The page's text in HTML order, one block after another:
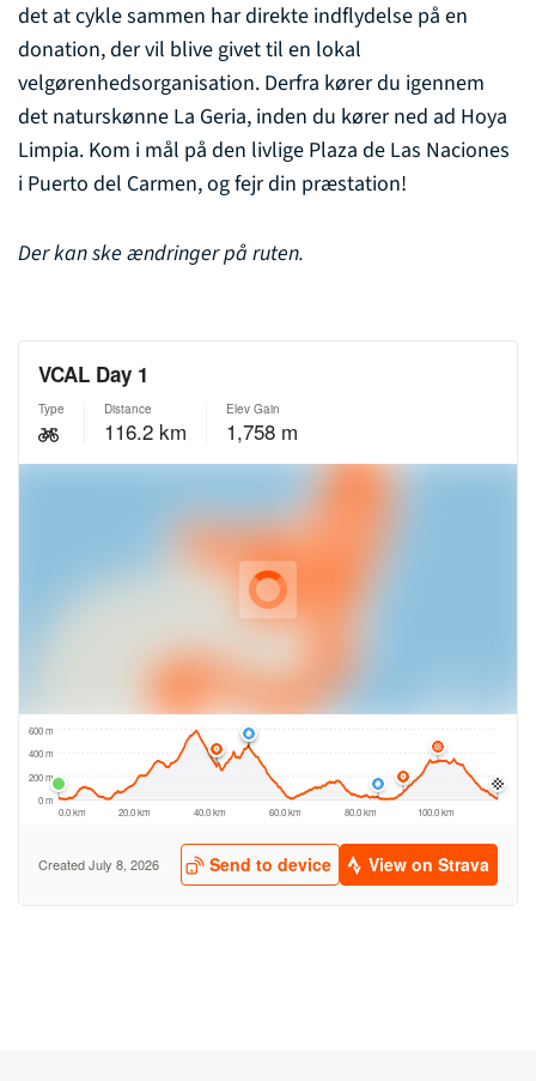
det at cykle sammen har direkte indflydelse på en
donation, der vil blive givet til en lokal
velgørenhedsorganisation. Derfra kører du igennem
det naturskønne La Geria, inden du kører ned ad Hoya
Limpia. Kom i mål på den livlige Plaza de Las Naciones
i Puerto del Carmen, og fejr din præstation!
Der kan ske ændringer på ruten.